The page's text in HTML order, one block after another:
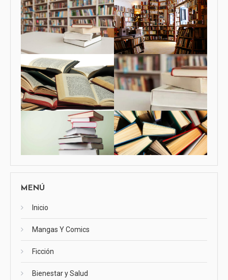
MENÚ
Inicio
Mangas Y Comics
Ficción
Bienestar y Salud